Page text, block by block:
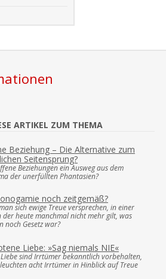
ARTIKEL ZUM THEMA
Beziehung – Die Alternative zum
Seitensprung?
Beziehungen ein Ausweg aus dem
der unerfüllten Phantasien?
noch zeitgemäß?
sich ewige Treue versprechen, in einer
der heute manchmal nicht mehr gilt, was
noch Gesetz war?
Liebe: »Sag niemals NIE«
sind Irrtümer bekanntlich vorbehalten,
acht Irrtümer in Hinblick auf Treue